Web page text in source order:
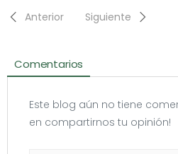
Anterior Siguiente
Comentarios
Este blog aún no tiene
en compartirnos tu opinión!